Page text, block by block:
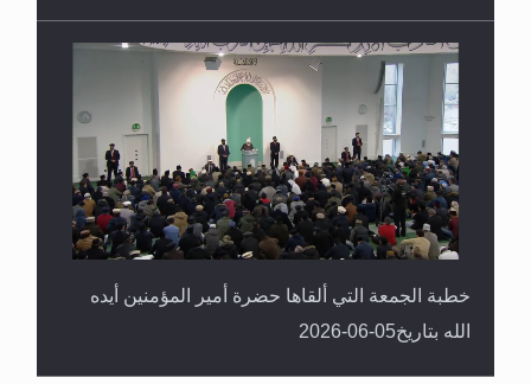
خطبة الجمعة التي ألقاها حضرة أمير المؤمنين أيده
الله بتاريخ05-06-2026